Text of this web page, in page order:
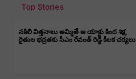
Top Stories
నకిలీ విత్తనాలు అమ్మితే ఆ యాక్టు కింద శిక్ష,
రైతుల భద్రతకు సీఎం రేవంత్ రెడ్డి కీలక చర్యలు